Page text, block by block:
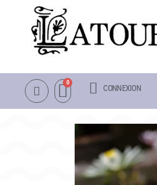
NOTRE CATALOGUE
NÉNUPHARS RUSTIQUES
NÉNUPHARS TROPICAUX
CONNEXION